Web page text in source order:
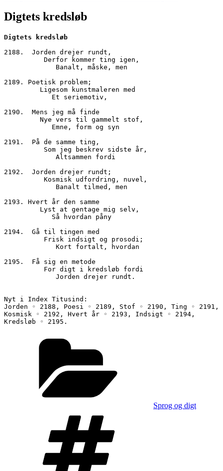
Digtets kredsløb
Digtets kredsløb
2188.  Jorden drejer rundt,
          Derfor kommer ting igen,
             Banalt, måske, men
2189. Poetisk problem;
         Ligesom kunstmaleren med
            Et seriemotiv,
2190.  Mens jeg må finde
         Nye vers til gammelt stof,
            Emne, form og syn
2191.  På de samme ting,
          Som jeg beskrev sidste år,
             Altsammen fordi
2192.  Jorden drejer rundt;
          Kosmisk udfordring, nuvel,
             Banalt tilmed, men
2193. Hvert år den samme
         Lyst at gentage mig selv,
            Så hvordan påny
2194.  Gå til tingen med
          Frisk indsigt og prosodi;
             Kort fortalt, hvordan
2195.  Få sig en metode
          For digt i kredsløb fordi
             Jorden drejer rundt.
Nyt i Index Titusind:
Jorden ◦ 2188, Poesi ◦ 2189, Stof ◦ 2190, Ting ◦ 2191,
Kosmisk ◦ 2192, Hvert år ◦ 2193, Indsigt ◦ 2194,
Kredsløb ◦ 2195.
Sprog og digt